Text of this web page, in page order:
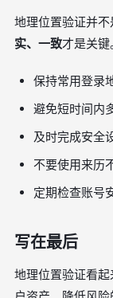
地理位置验证并不
实、一致才是关键
保持常用登录
避免短时间内
及时完成安全
不要使用来历
定期检查账号
写在最后
地理位置验证看